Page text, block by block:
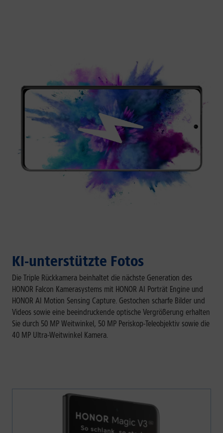
KI-unterstützte Fotos
Die Triple Rückkamera beinhaltet die nächste Generation des
HONOR Falcon Kamerasystems mit HONOR AI Porträt Engine und
HONOR AI Motion Sensing Capture. Gestochen scharfe Bilder und
Videos sowie eine beeindruckende optische Vergrößerung erhalten
Sie durch 50 MP Weitwinkel, 50 MP Periskop-Teleobjektiv sowie die
40 MP Ultra-Weitwinkel Kamera.